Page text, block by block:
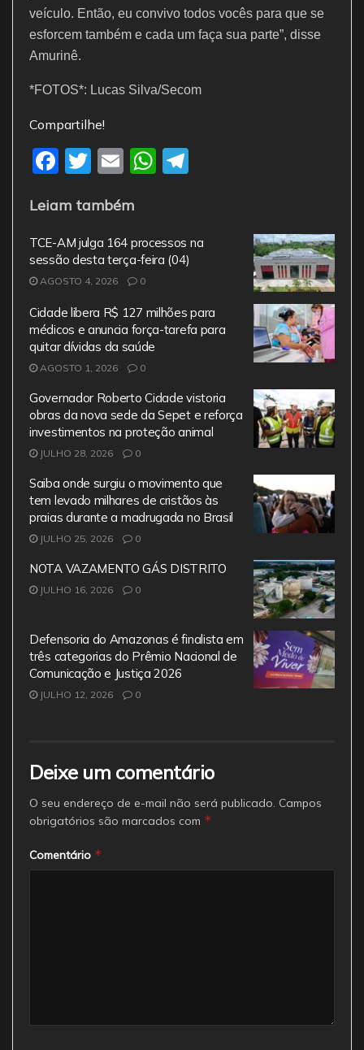
veículo. Então, eu convivo todos vocês para que se
esforcem também e cada um faça sua parte”, disse
Amurinê.
*FOTOS*: Lucas Silva/Secom
Compartilhe!
F
c
e
b
o
o
k
T
itt
er
E
ai
l
W
s
A
p
gr
Leiam também
TCE-AM julga 164 processos na
sessão desta terça-feira (04)
AGOSTO 4, 2026 0
Cidade libera R$ 127 milhões para
médicos e anuncia força-tarefa para
quitar dívidas da saúde
AGOSTO 1, 2026 0
Governador Roberto Cidade vistoria
obras da nova sede da Sepet e reforça
investimentos na proteção animal
JULHO 28, 2026 0
Saiba onde surgiu o movimento que
tem levado milhares de cristãos às
praias durante a madrugada no Brasil
JULHO 25, 2026 0
NOTA VAZAMENTO GÁS DISTRITO
JULHO 16, 2026 0
Defensoria do Amazonas é finalista em
três categorias do Prêmio Nacional de
Comunicação e Justiça 2026
JULHO 12, 2026 0
Deixe um comentário
O seu endereço de e-mail não será publicado. Campos
obrigatórios são marcados com *
Comentário *